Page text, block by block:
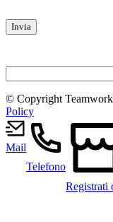
© Copyright
Policy
Mail
Telefono
Registrati